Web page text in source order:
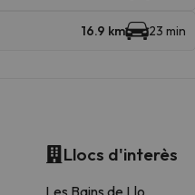
16.9 km 23 min
Llocs d'interès
Les Bains de Llo